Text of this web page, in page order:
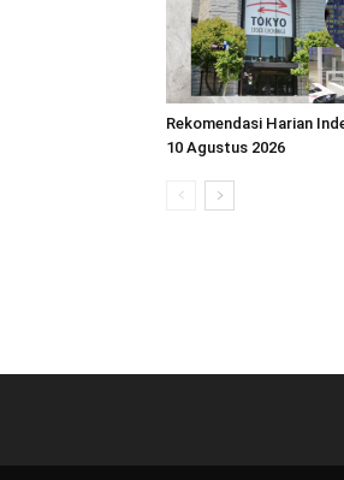
Rekomendasi Harian
10 Agustus 2026